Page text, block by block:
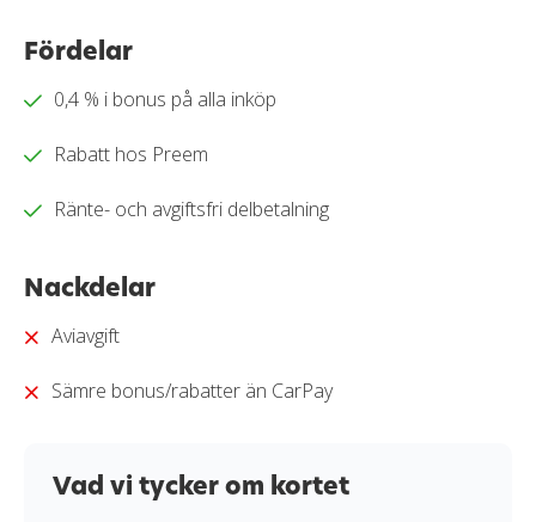
en systematisk och transparent granskningsprocess.
så att du enkelt kan jämföra fördelar, kostnader och
information, praktiska tester och redaktionell analys.
beslutsunderlag för när du ska välja kreditkort.
kreditkort i vår
Fördelar
0,4 % i bonus på alla inköp
Rabatt hos Preem
Ränte- och avgiftsfri delbetalning
Nackdelar
Aviavgift
Sämre bonus/rabatter än CarPay
Vad vi tycker om kortet